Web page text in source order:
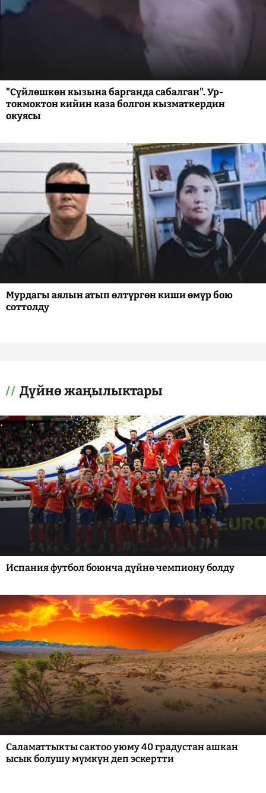
"Сүйлөшкөн кызына барганда сабалган". Ур-
токмоктон кийин каза болгон кызматкердин
окуясы
Мурдагы аялын атып өлтүргөн киши өмүр бою
соттолду
Дүйнө жаңылыктары
Испания футбол боюнча дүйнө чемпиону болду
Саламаттыкты сактоо уюму 40 градустан ашкан
ысык болушу мүмкүн деп эскертти